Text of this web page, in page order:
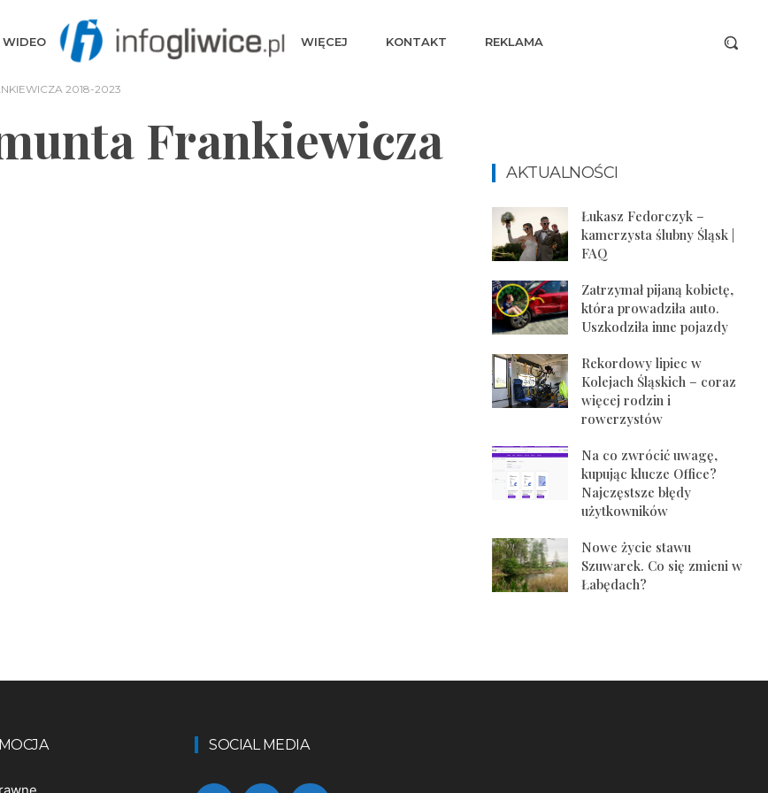
WIDEO WIĘCEJ KONTAKT REKLAMA
2018-2023
Frankiewicza
AKTUALNOŚCI
Łukasz Fedorczyk –
kamerzysta ślubny Śląsk |
FAQ
Zatrzymał pijaną kobietę,
która prowadziła auto.
Uszkodziła inne pojazdy
Rekordowy lipiec w
Kolejach Śląskich – coraz
więcej rodzin i
rowerzystów
Na co zwrócić uwagę,
kupując klucze Office?
Najczęstsze błędy
użytkowników
Nowe życie stawu
Szuwarek. Co się zmieni w
Łabędach?
SOCIAL MEDIA